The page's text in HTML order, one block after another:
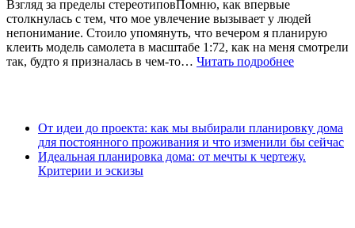
Взгляд за пределы стереотиповПомню, как впервые
столкнулась с тем, что мое увлечение вызывает у людей
непонимание. Стоило упомянуть, что вечером я планирую
клеить модель самолета в масштабе 1:72, как на меня смотрели
так, будто я призналась в чем-то… Читать подробнее
От идеи до проекта: как мы выбирали планировку дома
для постоянного проживания и что изменили бы сейчас
Идеальная планировка дома: от мечты к чертежу.
Критерии и эскизы